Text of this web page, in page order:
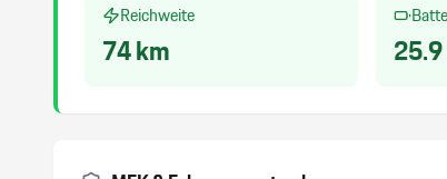
Reichweite
74km 25.9